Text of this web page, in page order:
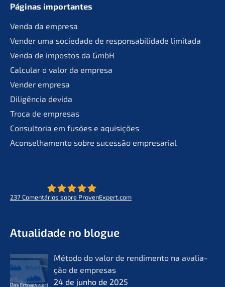
Páginas importan­tes
Venda da empresa
Vender uma socie­da­de de responsa­bil­ida­de limitada
Venda de impos­tos da GmbH
Calcu­lar o valor da empresa
Vender empre­sa
Diligên­cia devida
Troca de empresas
Consult­oria em fusões e aquisições
Aconsel­ha­men­to sobre suces­são empresarial
237 Comen­tá­ri­os sobre ProvenExpert.com
Atual­i­da­de no blogue
Método do valor de rendi­men­to na avalia­
ção de empre­sas
24 de junho de 2025